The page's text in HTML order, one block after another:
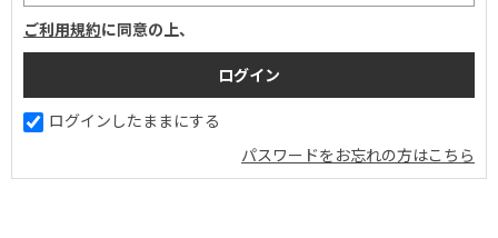
ご利用規約に同意の上、
ログインしたままにする
パスワードをお忘れの方はこちら